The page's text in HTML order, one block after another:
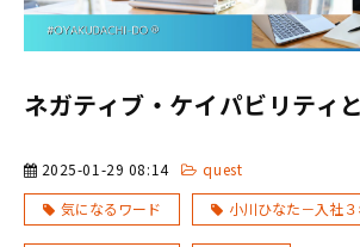
GALLERY
お知らせ
SOLUTION
ネガティブ・ケイパビリティ
2025-01-29 08:14
quest
気になるワード
小川ひなた－入社